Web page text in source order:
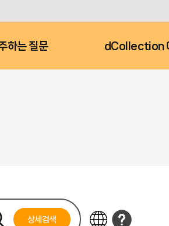
하는 질문 dCollection
상세검색